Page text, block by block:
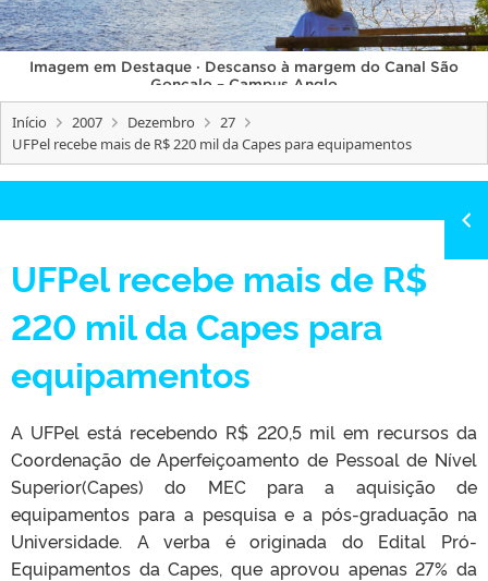
INTERNACIONAL
OUVIDORIA
PORTARIAS
TELEFONES
Imagem em Destaque · Descanso à margem do Canal São
Gonçalo – Campus Anglo
Início 2007 Dezembro
27
UFPel recebe mais de R$ 220 mil da Capes para equipamentos
UFPel recebe mais de R$
220 mil da Capes para
equipamentos
A UFPel está recebendo R$ 220,5 mil em recursos da
Coordenação de Aperfeiçoamento de Pessoal de Nível
Superior(Capes) do MEC para a aquisição de
equipamentos para a pesquisa e a pós-graduação na
Universidade. A verba é originada do Edital Pró-
Equipamentos da Capes, que aprovou apenas 27% da